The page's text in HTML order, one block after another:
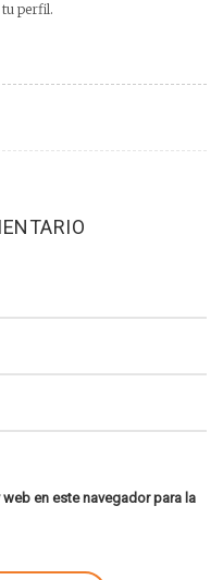
perfil.
en este navegador para la